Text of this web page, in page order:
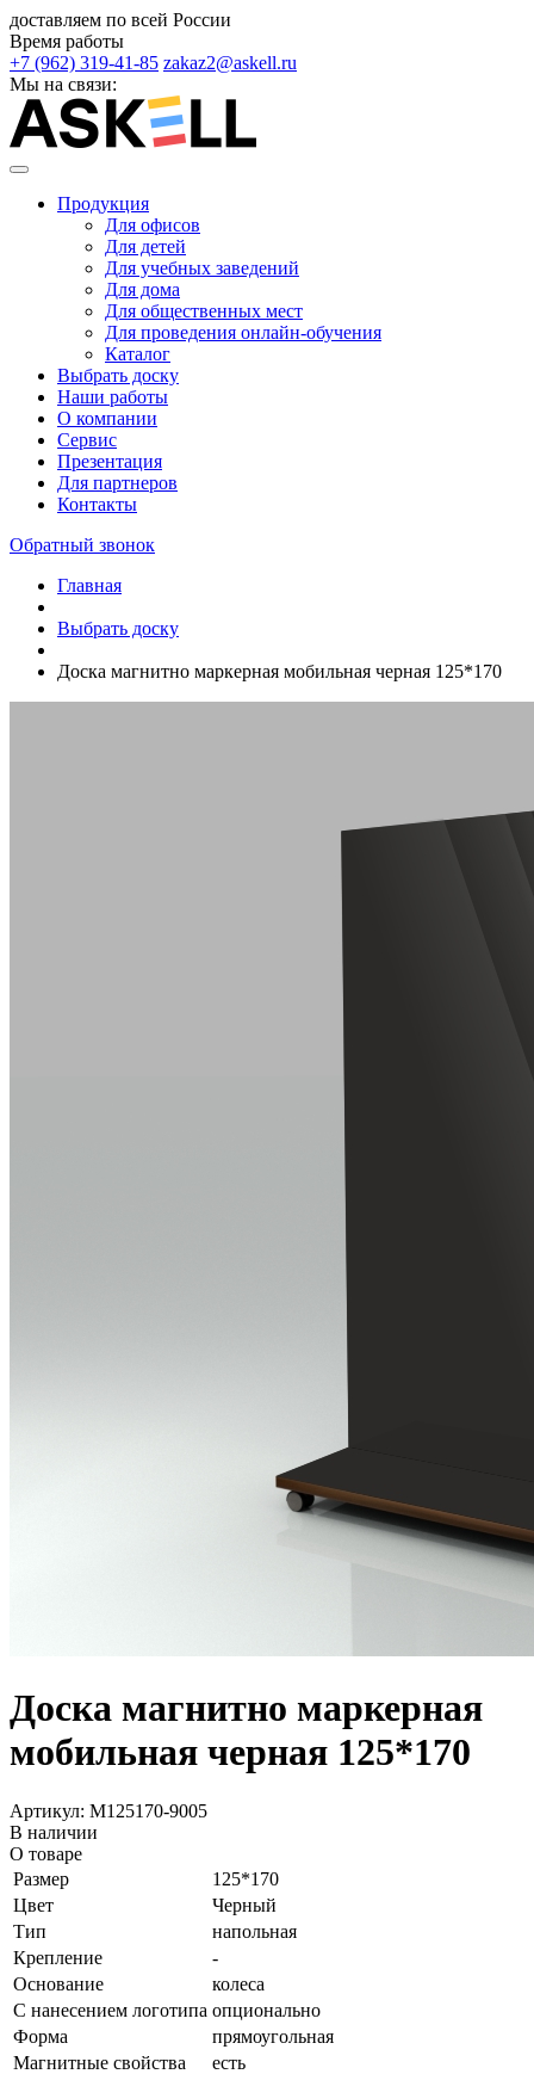
доставляем по всей России
Время работы
+7 (962) 319-41-85 zakaz2@askell.ru
Мы на связи:
Продукция
Для офисов
Для детей
Для учебных заведений
Для дома
Для общественных мест
Для проведения онлайн-обучения
Каталог
Выбрать доску
Наши работы
О компании
Сервис
Презентация
Для партнеров
Контакты
Обратный звонок
Главная
Выбрать доску
Доска магнитно маркерная мобильная черная 125*170
Доска магнитно маркерная
мобильная черная 125*170
Артикул: M125170-9005
В наличии
О товаре
Размер
125*170
Цвет
Черный
Тип
напольная
Крепление
-
Основание
колеса
С нанесением логотипа опционально
Форма
прямоугольная
Магнитные свойства
есть